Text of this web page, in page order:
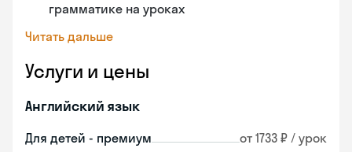
грамматике на уроках
Читать дальше
Услуги и цены
Английский язык
Для детей - премиум от 1733 ₽ / урок